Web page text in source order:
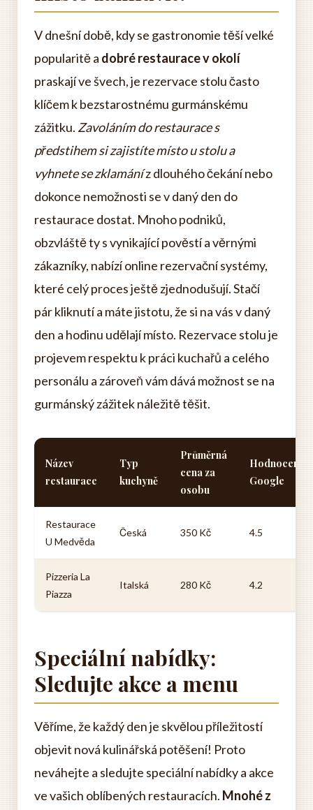
V dnešní době, kdy se gastronomie těší velké
popularitě a dobré restaurace v okolí
praskají ve švech, je rezervace stolu často
klíčem k bezstarostnému gurmánskému
zážitku. Zavoláním do restaurace s
předstihem si zajistíte místo u stolu a
vyhnete se zklamáníz dlouhého čekání nebo
dokonce nemožnosti se v daný den do
restaurace dostat. Mnoho podniků,
obzvláště ty s vynikající pověstí a věrnými
zákazníky, nabízí online rezervační systémy,
které celý proces ještě zjednodušují. Stačí
pár kliknutí a máte jistotu, že si na vás v daný
den a hodinu udělají místo. Rezervace stolu je
projevem respektu k práci kuchařů a celého
personálu a zároveň vám dává možnost se na
gurmánský zážitek náležitě těšit.
Název
restaurace
Typ
kuchyně
Průměrná
cena za
osobu
Hodnocení
Google
Restaurace
U Medvěda
Česká 350 Kč 4.5
Pizzeria La
Piazza
Italská 280 Kč 4.2
Speciální nabídky:
Sledujte akce a menu
Věříme, že každý den je skvělou příležitostí
objevit nová kulinářská potěšení! Proto
neváhejte a sledujte speciální nabídky a akce
ve vašich oblíbených restauracích. Mnohé z